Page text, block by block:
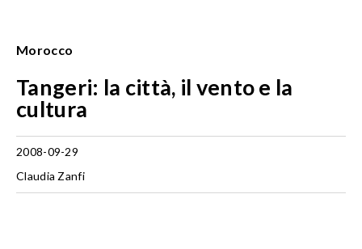
Morocco
Tangeri: la città, il vento e la
cultura
2008-09-29
Claudia Zanfi